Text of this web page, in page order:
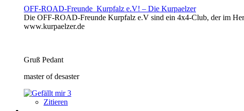
OFF-ROAD-Freunde Kurpfalz e.V! – Die Kurpaelzer
Die OFF-ROAD-Freunde Kurpfalz e.V sind ein 4x4-Club, der im
www.kurpaelzer.de
Gruß Pedant
master of desaster
3
Zitieren